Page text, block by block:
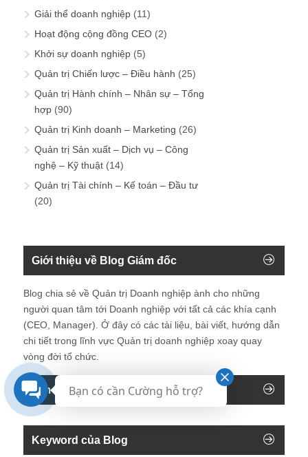
Giải thể doanh nghiệp (11)
Hoạt động cộng đồng CEO (2)
Khởi sự doanh nghiệp (5)
Quản trị Chiến lược – Điều hành (25)
Quản trị Hành chính – Nhân sự – Tổng
hợp (90)
Quản trị Kinh doanh – Marketing (26)
Quản trị Sản xuất – Dịch vụ – Công
nghệ – Kỹ thuật (14)
Quản trị Tài chính – Kế toán – Đầu tư
(20)
Giới thiệu về Blog Giám đốc
Blog chia sẻ về Quản trị Doanh nghiệp ành cho những
người quan tâm tới Doanh nghiệp với tất cả các khía cạnh
(CEO, Manager). Ở đây có các tài liệu, bài viết, hướng dẫn
chi tiết trong lĩnh vực Quản trị doanh nghiệp xoay quay
vòng đời tổ chức.
Tìm kiếm trên blog
Keyword của Blog
Bạn có cần Cường hỗ trợ?